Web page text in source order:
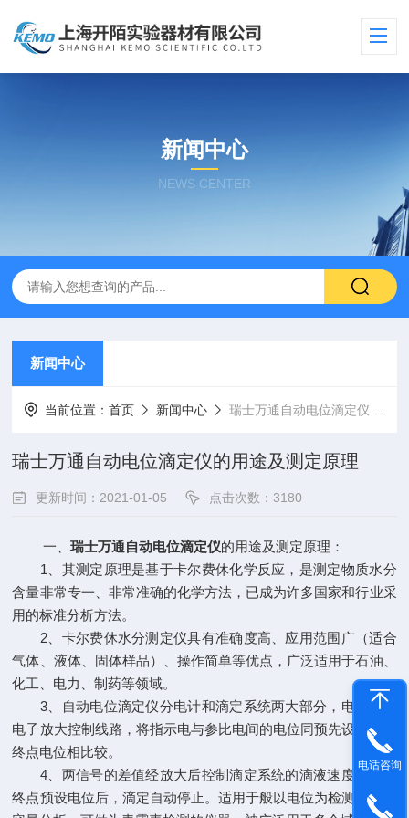
新闻中心
NEWS CENTER
新闻中心
当前位置：首页 新闻中心 瑞士万通自动电位滴定仪的用途及测定原理
瑞士万通自动电位滴定仪的用途及测定原理
更新时间：2021-01-05 点击次数：3180
一、瑞士万通自动电位滴定仪的用途及测定原理：
1、其测定原理是基于卡尔费休化学反应，是测定物质水分
含量非常专一、非常准确的化学方法，已成为许多国家和行业采
用的标准分析方法。
2、卡尔费休水分测定仪具有准确度高、应用范围广（适合
气体、液体、固体样品）、操作简单等优点，广泛适用于石油、
化工、电力、制药等领域。
3、自动电位滴定仪分电计和滴定系统两大部分，电计采用
电子放大控制线路，将指示电与参比电间的电位同预先设置的某
终点电位相比较。
4、两信号的差值经放大后控制滴定系统的滴液速度，达到
终点预设电位后，滴定自动停止。适用于般以电位为检测指标的
电话咨询